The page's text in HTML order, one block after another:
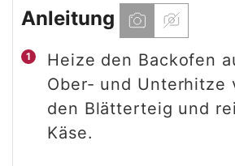
Anleitung
Heize den Backofen
Ober- und Unterhitze
den Blätterteig und
Käse.